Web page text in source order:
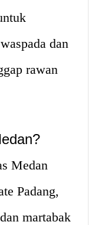
dan
rawan
Medan
Padang,
martabak